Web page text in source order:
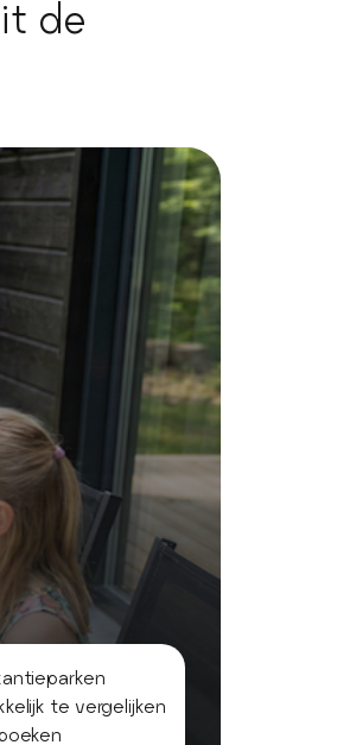
de
te vergelijken